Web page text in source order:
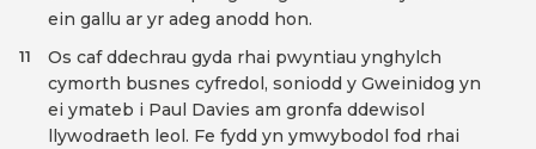
ein gallu ar yr adeg anodd hon.
Os caf ddechrau gyda rhai pwyntiau ynghylch
cymorth busnes cyfredol, soniodd y Gweinidog yn
ei ymateb i Paul Davies am gronfa ddewisol
llywodraeth leol. Fe fydd yn ymwybodol fod rhai
11